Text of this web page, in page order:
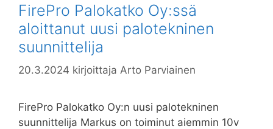
FirePro Palokatko Oy:ssä
aloittanut uusi palotekninen
suunnittelija
20.3.2024 kirjoittaja Arto Parviainen
FirePro Palokatko Oy:n uusi palotekninen
suunnittelija Markus on toiminut aiemmin 10v